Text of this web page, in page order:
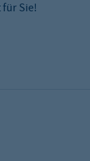
Sie!